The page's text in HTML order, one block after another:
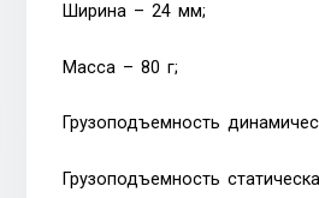
Ширина – 24 мм;
Масса – 80 г;
Грузоподъемность
Грузоподъемность